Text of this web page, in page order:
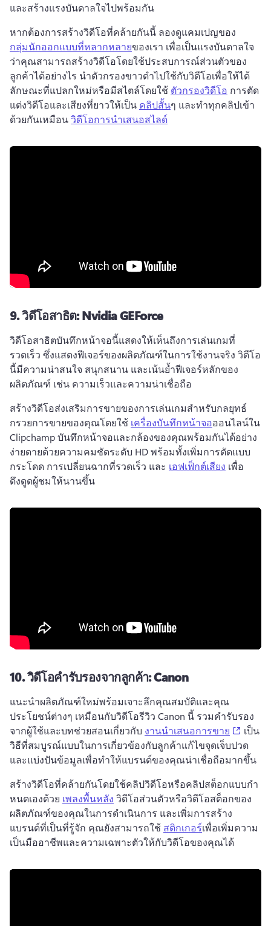
และสร้างแรงบันดาลใจไปพร้อมกัน
หากต้องการสร้างวิดีโอที่คล้ายกันนี้ ลองดูแคมเปญของ
กลุ่มนักออกแบบที่หลากหลายของเรา เพื่อเป็นแรงบันดาลใจ
ว่าคุณสามารถสร้างวิดีโอโดยใช้ประสบการณ์ส่วนตัวของ
ลูกค้าได้อย่างไร นําตัวกรองขาวดําไปใช้กับวิดีโอเพื่อให้ได้
ลักษณะที่แปลกใหม่หรือมีสไตล์โดยใช้ ตัวกรองวิดีโอ การตัด
แต่งวิดีโอและเสียงที่ยาวให้เป็น คลิปสั้นๆ และทําทุกคลิปเข้า
ด้วยกันเหมือน วิดีโอการนําเสนอสไลด์
9.วิดีโอสาธิต: Nvidia GEForce
วิดีโอสาธิตบันทึกหน้าจอนี้แสดงให้เห็นถึงการเล่นเกมที่
รวดเร็ว ซึ่งแสดงฟีเจอร์ของผลิตภัณฑ์ในการใช้งานจริง วิดีโอ
นี้มีความน่าสนใจ สนุกสนาน และเน้นย้ำฟีเจอร์หลักของ
ผลิตภัณฑ์ เช่น ความเร็วและความน่าเชื่อถือ
สร้างวิดีโอส่งเสริมการขายของการเล่นเกมสำหรับกลยุทธ์
กรวยการขายของคุณโดยใช้ เครื่องบันทึกหน้าจอออนไลน์ใน
Clipchamp บันทึกหน้าจอและกล้องของคุณพร้อมกันได้อย่าง
ง่ายดายด้วยความคมชัดระดับ HD พร้อมทั้งเพิ่มการตัดแบบ
กระโดด การเปลี่ยนฉากที่รวดเร็ว และ เอฟเฟ็กต์เสียง เพื่อ
ดึงดูดผู้ชมให้นานขึ้น
10.วิดีโอคำรับรองจากลูกค้า: Canon
แนะนำผลิตภัณฑ์ใหม่พร้อมเจาะลึกคุณสมบัติและคุณ
ประโยชน์ต่างๆ เหมือนกับวิดีโอรีวิว Canon นี้ รวมคํารับรอง
จากผู้ใช้และบทช่วยสอนเกี่ยวกับ งานนําเสนอการขาย
เป็น
วิธีที่สมบูรณ์แบบในการเกี่ยวข้องกับลูกค้าแก้ไขจุดเจ็บปวด
และแบ่งปันข้อมูลเพื่อทําให้แบรนด์ของคุณน่าเชื่อถือมากขึ้น
สร้างวิดีโอที่คล้ายกันโดยใช้คลิปวิดีโอหรือคลิปสต็อกแบบกํา
หนดเองด้วย เพลงพื้นหลัง วิดีโอส่วนตัวหรือวิดีโอสต็อกของ
ผลิตภัณฑ์ของคุณในการดําเนินการ และเพิ่มการสร้าง
แบรนด์ที่เป็นที่รู้จัก คุณยังสามารถใช้ สติกเกอร์เพื่อเพิ่มความ
เป็นมืออาชีพและความเฉพาะตัวให้กับวิดีโอของคุณได้